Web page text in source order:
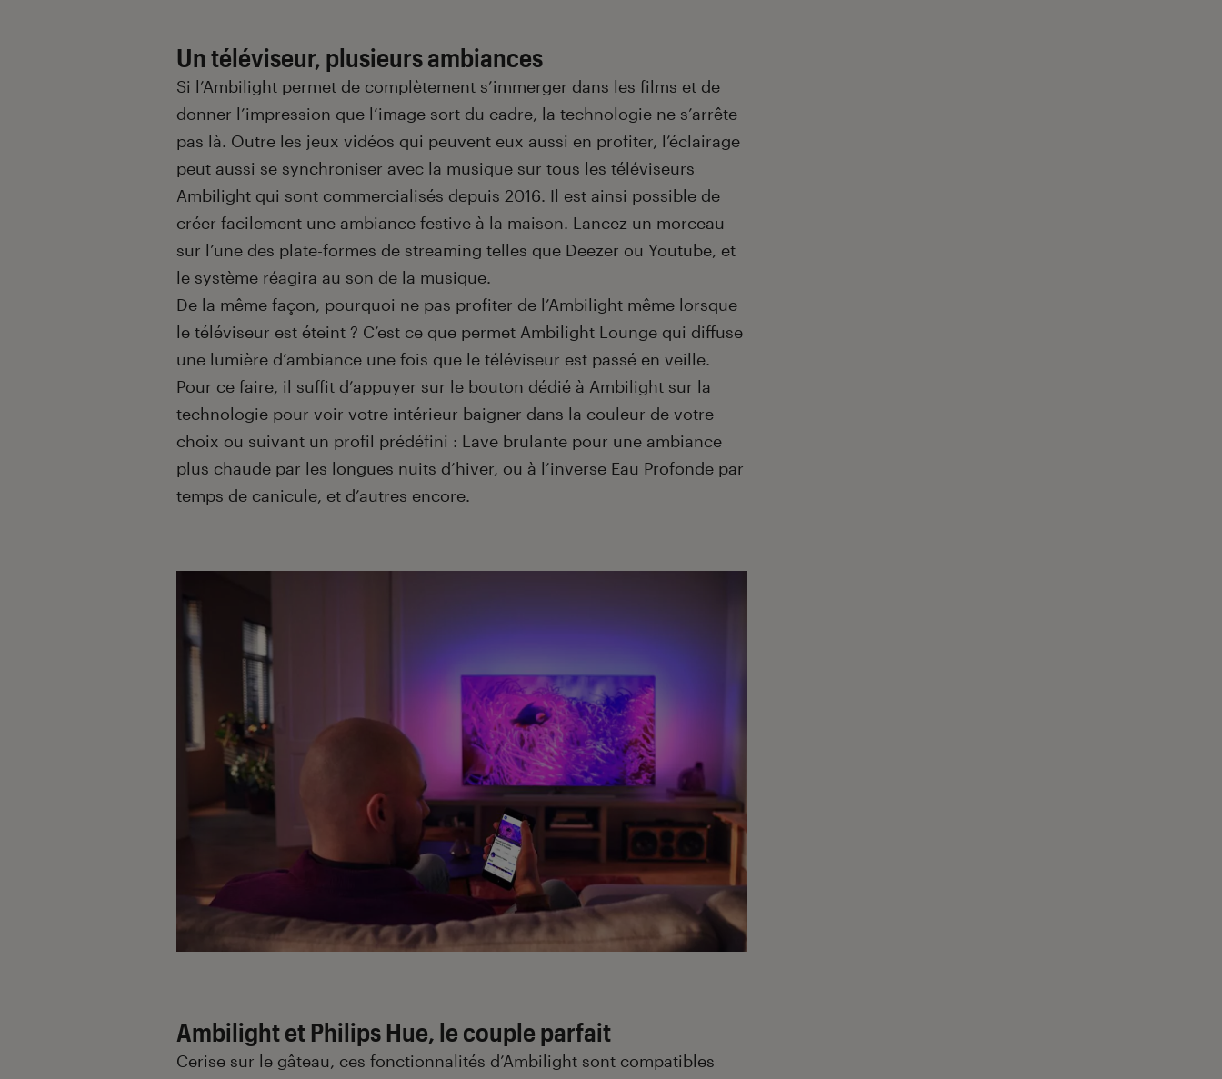
Un téléviseur, plusieurs ambiances
Si l’Ambilight permet de complètement s’immerger dans les films et de
donner l’impression que l’image sort du cadre, la technologie ne s’arrête
pas là. Outre les jeux vidéos qui peuvent eux aussi en profiter, l’éclairage
peut aussi se synchroniser avec la musique sur tous les téléviseurs
Ambilight qui sont commercialisés depuis 2016. Il est ainsi possible de
créer facilement une ambiance festive à la maison. Lancez un morceau
sur l’une des plate-formes de streaming telles que Deezer ou Youtube, et
le système réagira au son de la musique.
De la même façon, pourquoi ne pas profiter de l’Ambilight même lorsque
le téléviseur est éteint ? C’est ce que permet Ambilight Lounge qui diffuse
une lumière d’ambiance une fois que le téléviseur est passé en veille.
Pour ce faire, il suffit d’appuyer sur le bouton dédié à Ambilight sur la
technologie pour voir votre intérieur baigner dans la couleur de votre
choix ou suivant un profil prédéfini : Lave brulante pour une ambiance
plus chaude par les longues nuits d’hiver, ou à l’inverse Eau Profonde par
temps de canicule, et d’autres encore.
Ambilight et Philips Hue, le couple parfait
Cerise sur le gâteau, ces fonctionnalités d’Ambilight sont compatibles